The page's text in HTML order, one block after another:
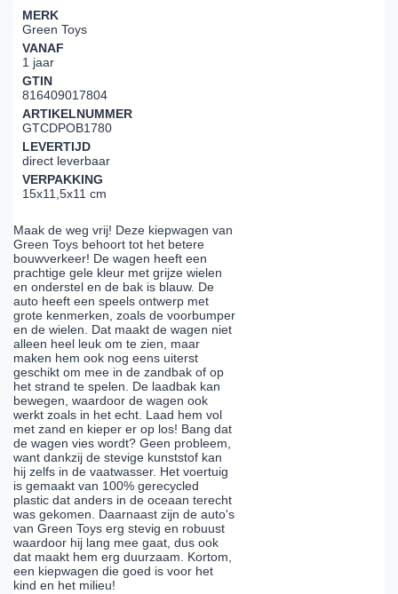
MERK
Green Toys
VANAF
1 jaar
GTIN
816409017804
ARTIKELNUMMER
GTCDPOB1780
LEVERTIJD
direct leverbaar
VERPAKKING
15x11,5x11 cm
Maak de weg vrij! Deze kiepwagen van
Green Toys behoort tot het betere
bouwverkeer! De wagen heeft een
prachtige gele kleur met grijze wielen
en onderstel en de bak is blauw. De
auto heeft een speels ontwerp met
grote kenmerken, zoals de voorbumper
en de wielen. Dat maakt de wagen niet
alleen heel leuk om te zien, maar
maken hem ook nog eens uiterst
geschikt om mee in de zandbak of op
het strand te spelen. De laadbak kan
bewegen, waardoor de wagen ook
werkt zoals in het echt. Laad hem vol
met zand en kieper er op los! Bang dat
de wagen vies wordt? Geen probleem,
want dankzij de stevige kunststof kan
hij zelfs in de vaatwasser. Het voertuig
is gemaakt van 100% gerecycled
plastic dat anders in de oceaan terecht
was gekomen. Daarnaast zijn de auto's
van Green Toys erg stevig en robuust
waardoor hij lang mee gaat, dus ook
dat maakt hem erg duurzaam. Kortom,
een kiepwagen die goed is voor het
kind en het milieu!